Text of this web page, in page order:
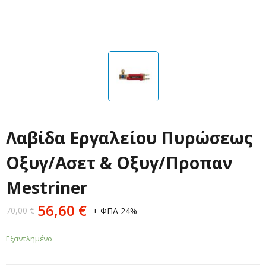
Λαβίδα Εργαλείου Πυρώσεως
Οξυγ/Ασετ & Οξυγ/Προπαν
Mestriner
70,00€ 56,60 € + ΦΠΑ 24%
Εξαντλημένο